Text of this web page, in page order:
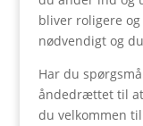
bliver roligere
nødvendigt og
Har du
åndedrættet til
du velkommen